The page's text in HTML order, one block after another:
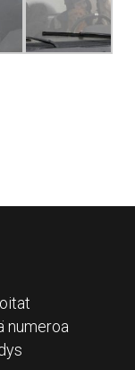
numeroa